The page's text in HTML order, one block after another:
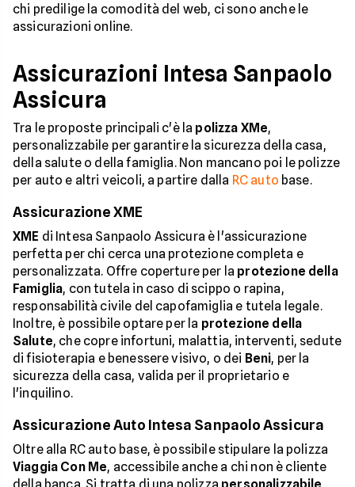
chi predilige la comodità del web, ci sono anche le
assicurazioni online.
Assicurazioni Intesa Sanpaolo
Assicura
Tra le proposte principali c'è la polizza XMe,
personalizzabile per garantire la sicurezza della casa,
della salute o della famiglia. Non mancano poi le polizze
per auto e altri veicoli, a partire dalla RC auto base.
Assicurazione XME
XME di Intesa Sanpaolo Assicura è l'assicurazione
perfetta per chi cerca una protezione completa e
personalizzata. Offre coperture per la protezione della
Famiglia, con tutela in caso di scippo o rapina,
responsabilità civile del capofamiglia e tutela legale.
Inoltre, è possibile optare per la protezione della
Salute, che copre infortuni, malattia, interventi, sedute
di fisioterapia e benessere visivo, o dei Beni, per la
sicurezza della casa, valida per il proprietario e
l'inquilino.
Assicurazione Auto Intesa Sanpaolo Assicura
Oltre alla RC auto base, è possibile stipulare la polizza
Viaggia Con Me, accessibile anche a chi non è cliente